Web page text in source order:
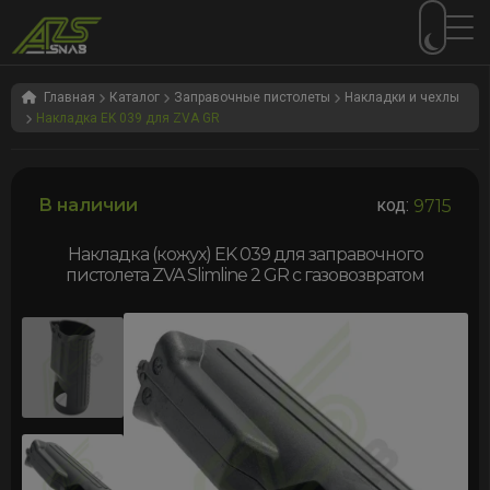
Перейти
Перейти
Главная Каталог Заправочные пистолеты
Накладки и чехлы
Накладка EK 039 для ZVA GR
В наличии код: 9715
Накладка (кожух) EK 039 для заправочного
пистолета ZVA Slimline 2 GR c газовозвратом